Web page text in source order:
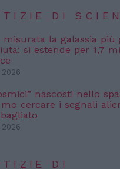
DI
misurata la galassia più
si estende per 1,7
nascosti nello
cercare i segnali
DI